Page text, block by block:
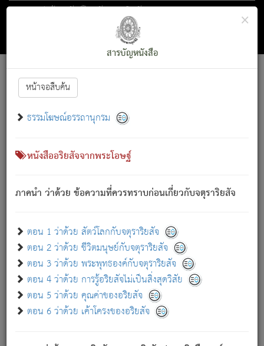
ตอน 1 ว่าด้วย สัตว์โลกกับจตุราริยสัจ
สารบัญ×
สารบัญหนังสือ
หน้าจอสืบค้น
ธรรมโฆษณ์อรรถานุกรม
หนังสืออริยสัจจากพระโอษฐ์
ภาคนำ ว่าด้วย ข้อความที่ควรทราบก่อนเกี่ยวกับจตุราริยสัจ
ตอน 1 ว่าด้วย สัตว์โลกกับจตุราริยสัจ
ตอน 2 ว่าด้วย ชีวิตมนุษย์กับจตุราริยสัจ
ตอน 3 ว่าด้วย พระพุทธองค์กับจตุราริยสัจ
ตอน 4 ว่าด้วย การรู้อริยสัจไม่เป็นสิ่งสุดวิสัย
ตอน 5 ว่าด้วย คุณค่าของอริยสัจ
ตอน 6 ว่าด้วย เค้าโครงของอริยสัจ
Font :15 ]||
สัตว์โลกนี้ เกิดความเดือดร้อนแล้ว มีผัสสะบังหน้า
เขาสำคัญสิ่งใด โดยความเป็นประการใด แต่สิ่งนั้นย่อมเป็น
(ตามที่เป็นจริง) โดยประการอื่นจากที่เขาสำคัญนั้น
สัตว์โลกติดข้องอยู่ในภพ ถูกภพบังหน้าแล้ว มีภพโดยความ
เป็นอย่างอื่น (จากที่มันเป็นอยู่จริง) จึงได้เพลิดเพลินยิ่งนักในภพ
เขาเพลิดเพลินยิ่งนักในสิ่งใด สิ่งนั้นเป็นภัย (ที่เขาไม่รู้จัก)
เขากลัวต่อสิ่งใดสิ่งนั้นเป็นทุกข์
พรหมจรรย์นี้ อันบุคคลย่อมประพฤติ ก็เพื่อการละขาดซึ่ง
ภพ.
สมณะหรือพราหมณ์เหล่าใด กล่าวความหลุดพ้นจากภพว่า
มีได้เพราะภพ เรากล่าวว่า สมณะหรือพราหมณ์ทั้งปวงนั้น
มิใช่ผู้หลดพ้นจากภพ.